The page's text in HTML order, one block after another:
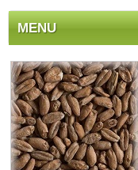
MENU